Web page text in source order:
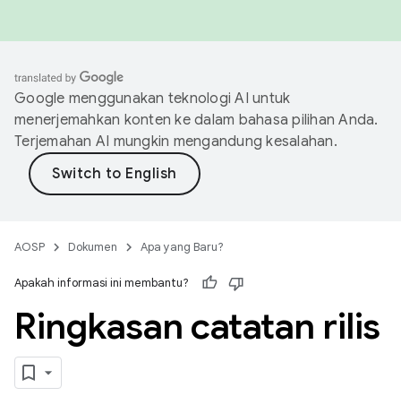
Google menggunakan teknologi AI untuk
menerjemahkan konten ke dalam bahasa pilihan Anda.
Terjemahan AI mungkin mengandung kesalahan.
AOSP Dokumen Apa yang Baru?
Apakah informasi ini membantu?
Ringkasan catatan rilis